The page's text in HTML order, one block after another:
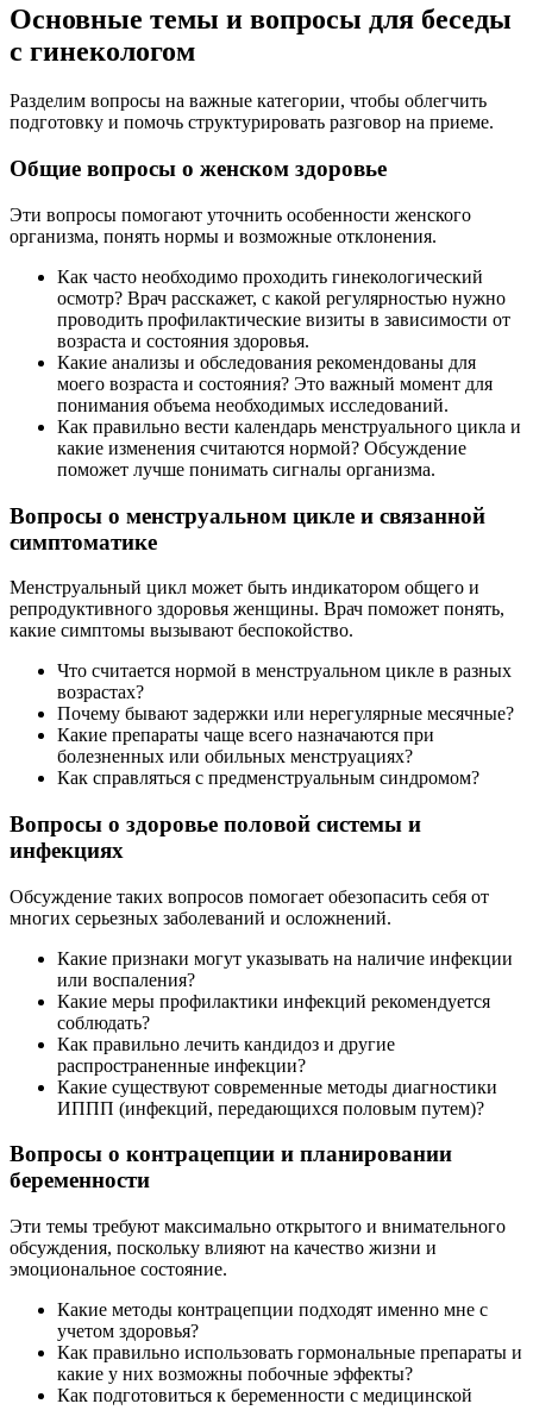
Основные темы и вопросы для беседы
с гинекологом
Разделим вопросы на важные категории, чтобы облегчить
подготовку и помочь структурировать разговор на приеме.
Общие вопросы о женском здоровье
Эти вопросы помогают уточнить особенности женского
организма, понять нормы и возможные отклонения.
Как часто необходимо проходить гинекологический
осмотр? Врач расскажет, с какой регулярностью нужно
проводить профилактические визиты в зависимости от
возраста и состояния здоровья.
Какие анализы и обследования рекомендованы для
моего возраста и состояния? Это важный момент для
понимания объема необходимых исследований.
Как правильно вести календарь менструального цикла и
какие изменения считаются нормой? Обсуждение
поможет лучше понимать сигналы организма.
Вопросы о менструальном цикле и связанной
симптоматике
Менструальный цикл может быть индикатором общего и
репродуктивного здоровья женщины. Врач поможет понять,
какие симптомы вызывают беспокойство.
Что считается нормой в менструальном цикле в разных
возрастах?
Почему бывают задержки или нерегулярные месячные?
Какие препараты чаще всего назначаются при
болезненных или обильных менструациях?
Как справляться с предменструальным синдромом?
Вопросы о здоровье половой системы и
инфекциях
Обсуждение таких вопросов помогает обезопасить себя от
многих серьезных заболеваний и осложнений.
Какие признаки могут указывать на наличие инфекции
или воспаления?
Какие меры профилактики инфекций рекомендуется
соблюдать?
Как правильно лечить кандидоз и другие
распространенные инфекции?
Какие существуют современные методы диагностики
ИППП (инфекций, передающихся половым путем)?
Вопросы о контрацепции и планировании
беременности
Эти темы требуют максимально открытого и внимательного
обсуждения, поскольку влияют на качество жизни и
эмоциональное состояние.
Какие методы контрацепции подходят именно мне с
учетом здоровья?
Как правильно использовать гормональные препараты и
какие у них возможны побочные эффекты?
Как подготовиться к беременности с медицинской